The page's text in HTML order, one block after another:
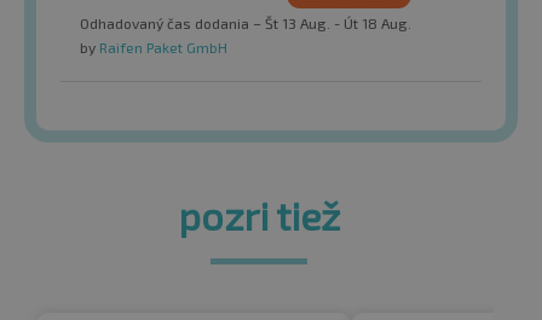
Odhadovaný čas dodania – Št 13 Aug. - Út 18 Aug.
by Raifen Paket GmbH
pozri tiež